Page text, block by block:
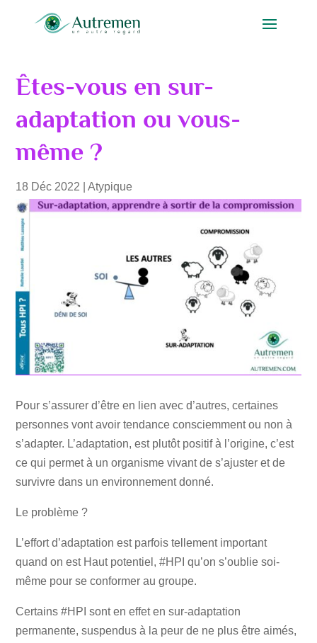
Êtes-vous en sur-
adaptation ou vous-
même ?
18 Déc 2022 |Atypique
Pour s’assurer d’être en lien avec d’autres, certaines
personnes vont avoir tendance consciemment ou non à
s’adapter. L’adaptation, est plutôt positif à l’origine, c’est
ce qui permet à un organisme vivant de s’ajuster et de
survivre dans un environnement donné.
Le problème ?
L’effort d’adaptation est parfois tellement important
quand on est Haut potentiel, #HPI qu’on s’oublie soi-
même pour se conformer au groupe.
Certains #HPI sont en effet en sur-adaptation
permanente, suspendus à la peur de ne plus être aimés,